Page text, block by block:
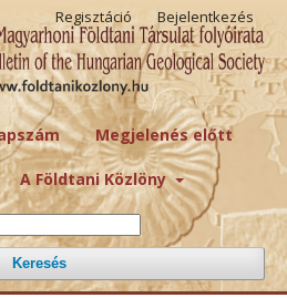
Megjelenés előtt
A Földtani Közlöny
Keresés
Regisztáció Bejelentkezés